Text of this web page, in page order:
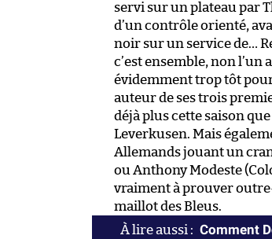
servi sur un plateau par
d’un contrôle orienté,
noir sur un service de…
c’est ensemble, non l’un
évidemment trop tôt
auteur de ses trois
déjà plus cette saison
Leverkusen. Mais
Allemands jouant un
ou Anthony Modeste
vraiment à prouver
maillot des Bleus.
Comment